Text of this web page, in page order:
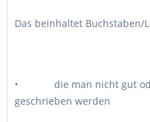
Das beinhaltet Buchstaben/
• die man nicht gut
geschrieben werden